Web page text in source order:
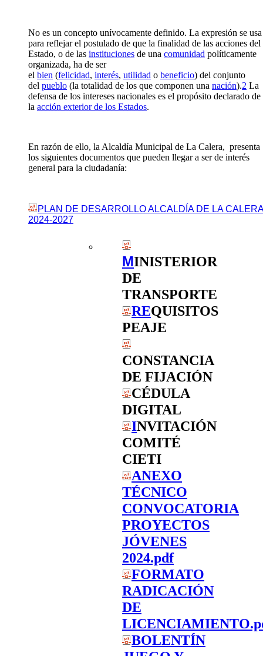
No es un concepto unívocamente definido.​ La expresión se usa
para reflejar el postulado de que la finalidad de las acciones del
Estado, o de las instituciones de una comunidad políticamente
organizada, ha de ser
el bien (felicidad, interés, utilidad o beneficio) del conjunto
del pueblo (la totalidad de los que componen una nación).2 ​ La
defensa de los intereses nacionales es el propósito declarado de
la acción exterior de los Estados.
​En razón de ello, la Alcaldía Municipal de La Calera, presenta
los siguientes documentos que pueden llegar a ser de interés
general para la ciudadanía:
PLAN DE DESARROLLO ALCALDÍA DE LA
2024-2027
MINISTERIOR
DE
TRANSPORTE
REQUISITOS
PEAJE
CONSTANCIA
DE FIJACIÓN
CÉDULA
DIGITAL
INVITACIÓN
COMITÉ
CIETI
ANEXO
TÉCNICO
CONVOCATORIA
PROYECTOS
JÓVENES
2024.pdf
FORMATO
RADICACIÓN
DE
BOLENTÍN